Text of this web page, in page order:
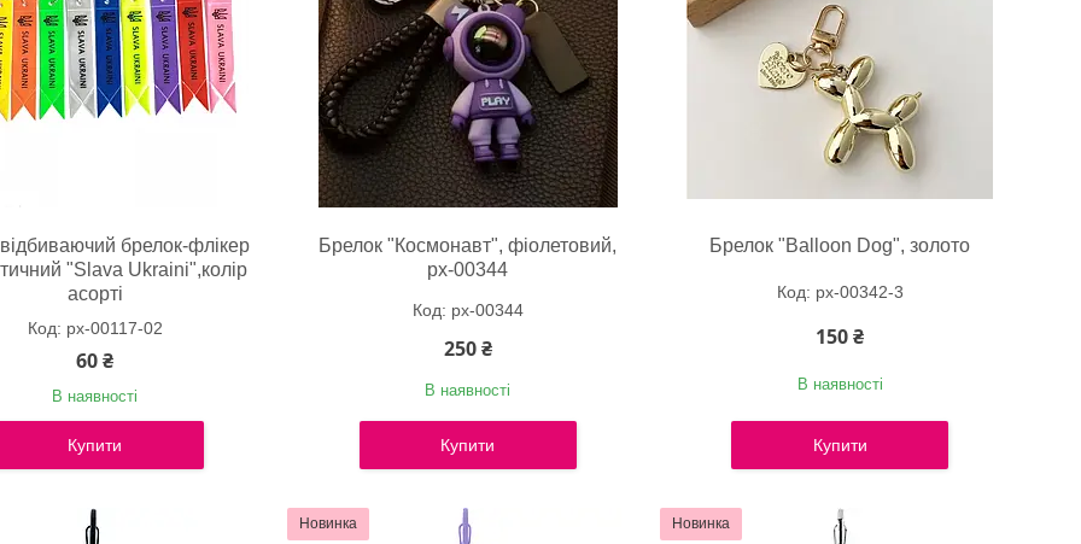
брелок-флікер
"Slava Ukraini",колір
асорті
px-00117-02
60 ₴
В наявності
Купити
Брелок "Космонавт", фіолетовий,
px-00344
px-00344
250 ₴
В наявності
Купити
Брелок "Balloon Dog", золото
px-00342-3
150 ₴
В наявності
Купити
Новинка Новинка